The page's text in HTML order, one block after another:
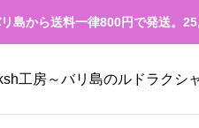
島から送料一律800円で発送。
工房～バリ島のルドラクシ